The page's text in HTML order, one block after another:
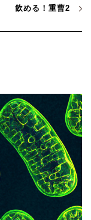
飲める！重曹2